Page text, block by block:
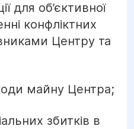
для об’єктивної
конфліктних
Центру та
майну Центра;
збитків в